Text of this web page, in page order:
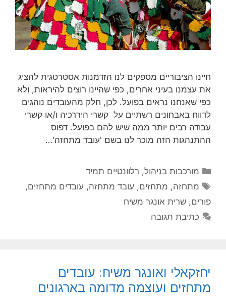
חיינו הציבוריים מספקים לנו הזדמנות אסטרטגית להציג
את עצמנו בעיני אחרים, כפי שהיינו רוצים להיראות, ולא
כפי שאנחנו נראים בפועל. לכן, חלק מהעובדים נוהגים
לדווח באבחונים רשתיים על קשרי היררכיה ו/או קשרי
עבודה רבים יותר ממה שיש להם בפועל. דפוס
ההתנהגות הזה מוכר לנו בשם 'עובד מתחזה'…
קטגוריות
מורכבות בניהול, רלוונטיים תמיד
תגיות
מתחזה, מתחזים, עובד מתחזה, עובדים מתחזים,
פורים, שרית אונגר משיח
כתיבת תגובה
יחזקאלי ואונגר משיח: עובדים
מתחזים ועוצמה מדומה בארגונים